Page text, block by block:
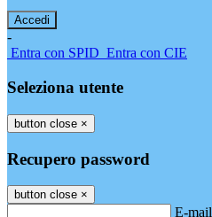
-
Entra con SPID Entra con CIE
Seleziona utente
button close ×
Recupero password
button close ×
E-mail